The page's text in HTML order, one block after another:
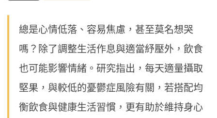
總是心情低落、容易焦慮，甚至莫名想哭
嗎？除了調整生活作息與適當紓壓外，飲食
也可能影響情緒。研究指出，每天適量攝取
堅果，與較低的憂鬱症風險有關，若搭配均
衡飲食與健康生活習慣，更有助於維持身心